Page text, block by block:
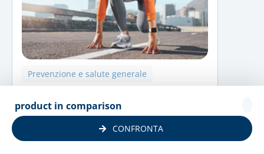
Prevenzione e salute generale
Arriva alla gara nelle migliori condizioni:
questo check-up verifica che energia,
metaboli...
product in comparison
CONFRONTA